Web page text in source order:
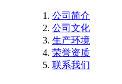
公司简介
公司文化
生产环境
荣誉资质
联系我们